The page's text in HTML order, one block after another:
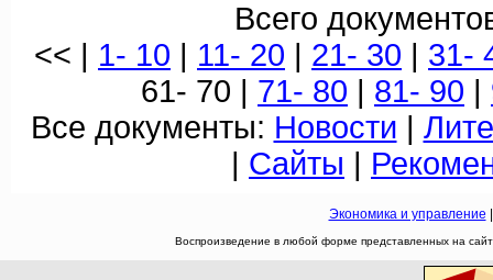
Всего
<< | 1- 10 | 11- 20 | 21- 30 | 31-
61- 70 | 71- 80 | 81- 90 |
Все документы: Новости |
| Сайты |
Экономика и управление
Воспроизведение в любой форме представленных на